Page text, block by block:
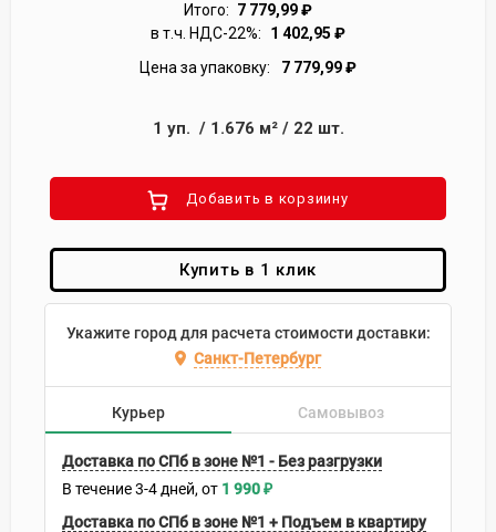
Итого: 7 779,99₽
в т.ч. НДС-22%:
1 402,95 ₽
Цена за упаковку:
7 779,99₽
1 уп. / 1.676 м²/ 22 шт.
Добавить в корзиину
Купить в 1 клик
Укажите город для расчета стоимости доставки:
Санкт-Петербург
Курьер Самовывоз
Доставка по СПб в зоне №1 - Без разгрузки
В течение3-4 дней 1 990₽
Доставка по СПб в зоне №1 + Подъем в квартиру